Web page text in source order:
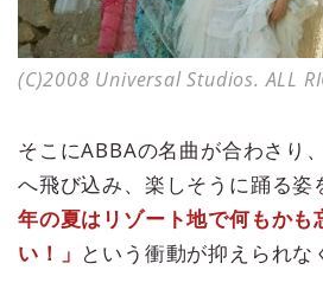
(C)2008 Universal Studios. ALL
そこにABBAの名曲が合わさり
へ飛び込み、楽しそうに踊る姿
年の夏はリゾート地で何もかも
い！」 という衝動が抑えられな